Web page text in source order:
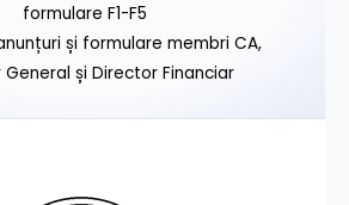
formulare F1-F5
și formulare membri CA,
și Director Financiar